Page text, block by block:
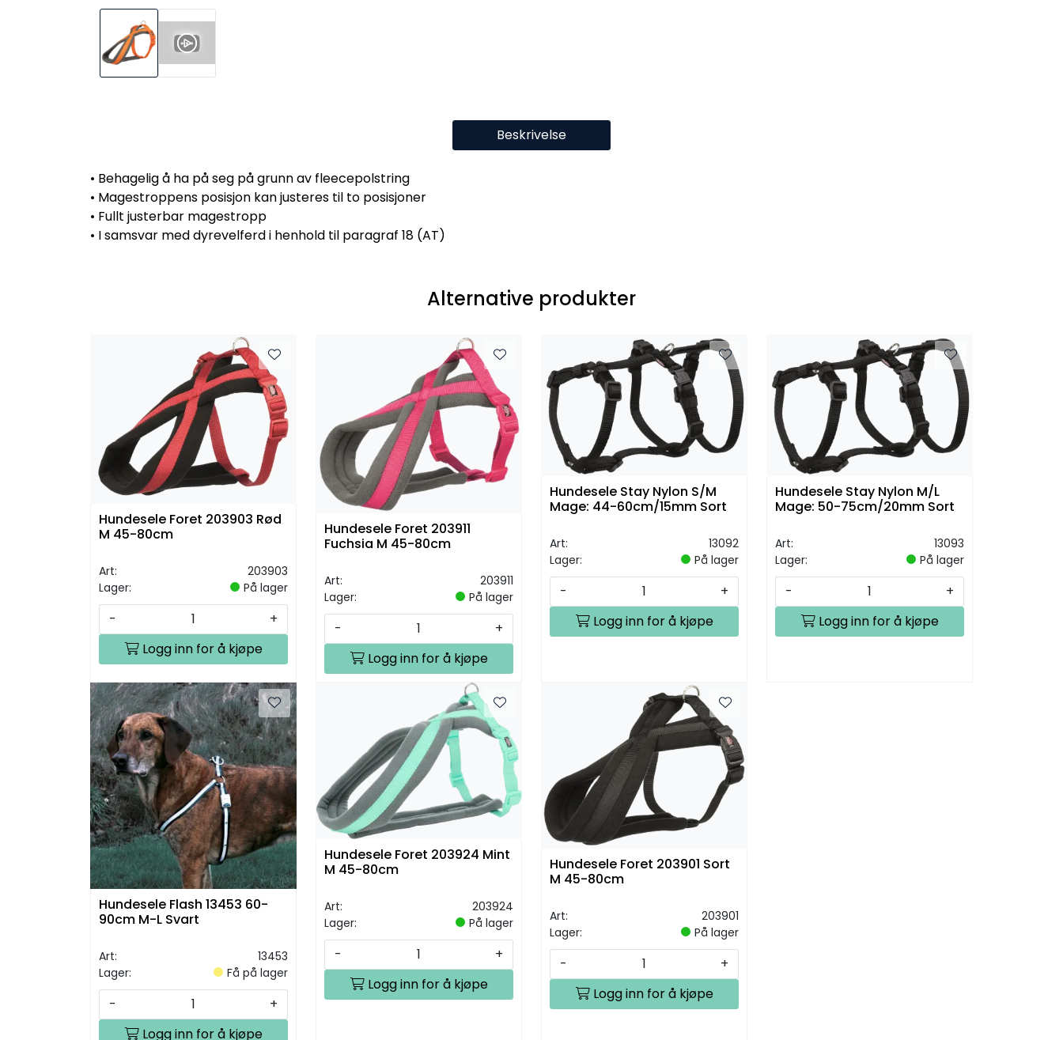
Beskrivelse
• Behagelig å ha på seg på grunn av fleecepolstring
• Magestroppens posisjon kan justeres til to posisjoner
• Fullt justerbar magestropp
• I samsvar med dyrevelferd i henhold til paragraf 18 (AT)
Alternative produkter
Hundesele Foret 203903 Rød
M 45-80cm
Art:
203903
Lager:
På lager
-
+
Logg inn for å kjøpe
Hundesele Foret 203911
Fuchsia M 45-80cm
Art:
203911
Lager:
På lager
-
+
Logg inn for å kjøpe
Hundesele Stay Nylon S/M
Mage: 44-60cm/15mm Sort
Art:
13092
Lager:
På lager
-
+
Logg inn for å kjøpe
Hundesele Stay Nylon M/L
Mage: 50-75cm/20mm Sort
Art:
13093
Lager:
På lager
-
+
Logg inn for å kjøpe
Hundesele Flash 13453 60-
90cm M-L Svart
Art:
13453
Lager:
Få på lager
-
+
Logg inn for å kjøpe
Hundesele Foret 203924 Mint
M 45-80cm
Art:
203924
Lager:
På lager
-
+
Logg inn for å kjøpe
Hundesele Foret 203901 Sort
M 45-80cm
Art:
203901
Lager:
På lager
-
+
Logg inn for å kjøpe